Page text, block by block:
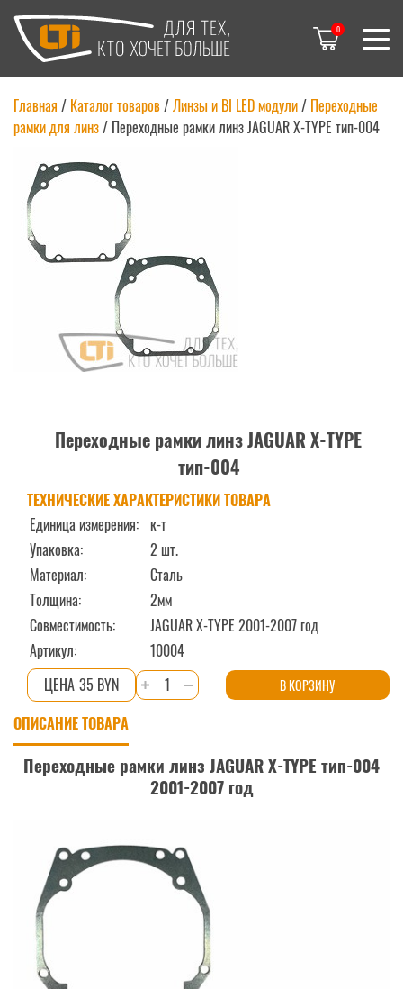
0
Главная / Каталог товаров/Линзы и BI LED модули/ Переходные
рамки для линз/ Переходные рамки линз JAGUAR X-TYPE тип-004
Переходные рамки линз JAGUAR X-TYPE
тип-004
ТЕХНИЧЕСКИЕ ХАРАКТЕРИСТИКИ ТОВАРА
Единица измерения: к-т
Упаковка:
2 шт.
Материал:
Сталь
Толщина:
2мм
Совместимость:
JAGUAR X-TYPE 2001-2007 год
Артикул:
10004
35 BYN
Количество
товара
линз
JAGUAR
тип-004
В КОРЗИНУ
ОПИСАНИЕ ТОВАРА
Переходные рамки линз JAGUAR X-TYPE тип-004
2001-2007 год